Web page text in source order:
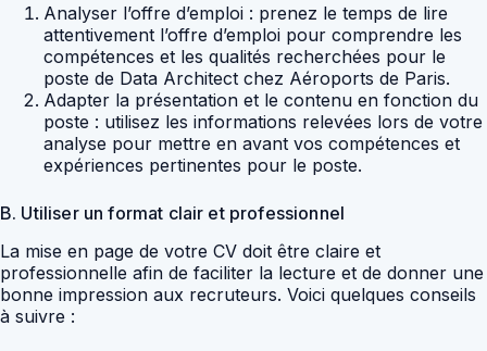
Analyser l’offre d’emploi : prenez le temps de lire
attentivement l’offre d’emploi pour comprendre les
compétences et les qualités recherchées pour le
poste de Data Architect chez Aéroports de Paris.
Adapter la présentation et le contenu en fonction du
poste : utilisez les informations relevées lors de votre
analyse pour mettre en avant vos compétences et
expériences pertinentes pour le poste.
B. Utiliser un format clair et professionnel
La mise en page de votre CV doit être claire et
professionnelle afin de faciliter la lecture et de donner une
bonne impression aux recruteurs. Voici quelques conseils
à suivre :